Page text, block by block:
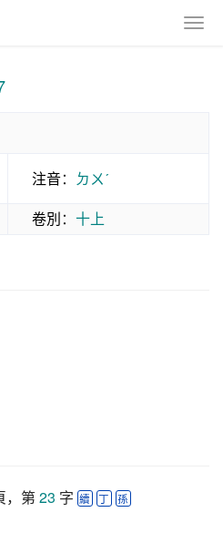
注音： ㄉㄨˊ
卷別： 十上
，第 23 字 續 丁 孫